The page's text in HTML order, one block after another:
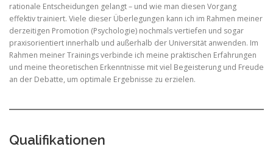
rationale Entscheidungen gelangt – und wie man diesen Vorgang
effektiv trainiert. Viele dieser Überlegungen kann ich im Rahmen meiner
derzeitigen Promotion (Psychologie) nochmals vertiefen und sogar
praxisorientiert innerhalb und außerhalb der Universität anwenden. Im
Rahmen meiner Trainings verbinde ich meine praktischen Erfahrungen
und meine theoretischen Erkenntnisse mit viel Begeisterung und Freude
an der Debatte, um optimale Ergebnisse zu erzielen.
Qualifikationen